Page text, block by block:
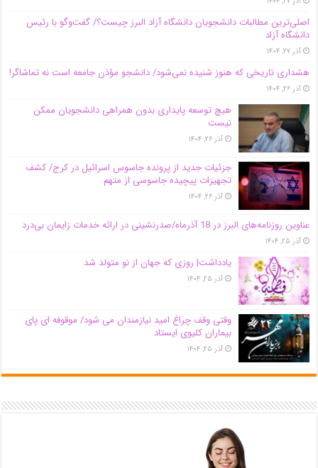
اصلی‌ترین مطالبات دانشجویان دانشگاه آزاد البرز چیست؟/ گفت‌وگو با رئیس
دانشگاه آز‌اد
آذر ۲۷, ۱۴۰۴
هشداری تاریخی که هنوز شنیده نمی‌شود/ دانشجو مؤذن جامعه است نه تماشاگر!
آذر ۲۶, ۱۴۰۴
هیچ توسعه پایداری بدون همراهی دانشجویان ممکن
نیست
آذر ۲۶, ۱۴۰۴
جزئیات جدید از پرونده جاسوس اسرائیل در کرج/‌ کشف
تجهیزات پیچیده جاسوسی از متهم
آذر ۲۶, ۱۴۰۴
عناوین روزنامه‌های البرز در ‌18 آذرماه/صدرنشینی در ارائه خدمات زایمان بی‌درد
آذر ۲۵, ۱۴۰۴
یادداشت| روزی که جهان از نو متولد شد
آذر ۲۵, ۱۴۰۴
وقتی وقف چراغ امید نیازمندان می شود/ موقوفه ای پای
بیماران کلیوی ایستاد
آذر ۲۵, ۱۴۰۴